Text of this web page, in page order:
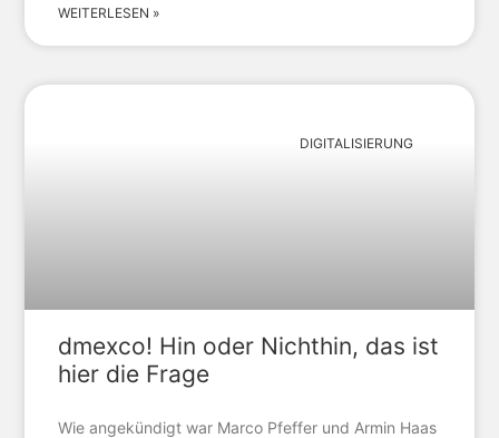
WEITERLESEN »
DIGITALISIERUNG
dmexco! Hin oder Nichthin, das ist
hier die Frage
Wie angekündigt war Marco Pfeffer und Armin Haas